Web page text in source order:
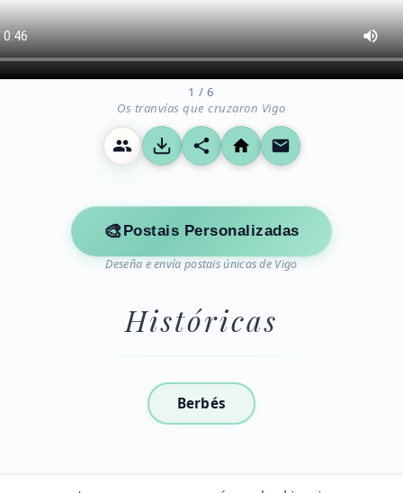
1 / 6
Os tranvías que cruzaron Vigo
🎨 Postais Personalizadas
Deseña e envía postais únicas de Vigo
Históricas
Berbés